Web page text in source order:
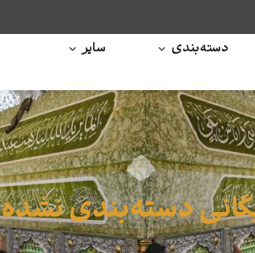
دسته‌بندی سایر
دسته‌بندی نشده